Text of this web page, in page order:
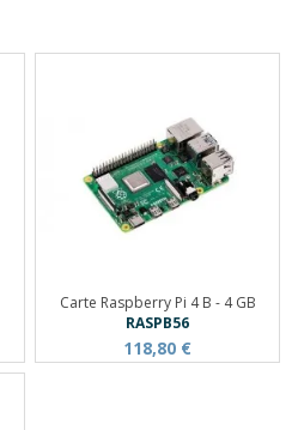
Carte Raspberry Pi 4 B - 4 GB
RASPB56
118,80 €